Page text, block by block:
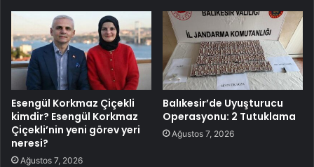
Esengül Korkmaz Çiçekli
kimdir? Esengül Korkmaz
Çiçekli’nin yeni görev yeri
neresi?
Ağustos 7, 2026
Balıkesir’de Uyuşturucu
Operasyonu: 2 Tutuklama
Ağustos 7, 2026